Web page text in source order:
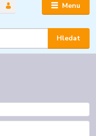
Menu
Hledat